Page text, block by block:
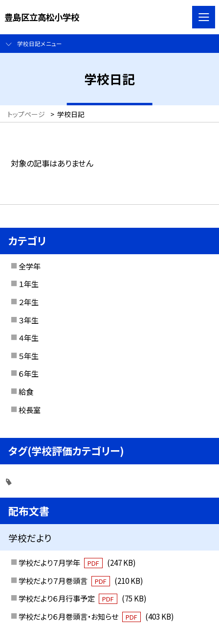
豊島区立高松小学校
学校日記メニュー
学校日記
トップページ > 学校日記
対象の記事はありません
カテゴリ
全学年
１年生
２年生
３年生
４年生
５年生
６年生
給食
校長室
タグ(学校評価カテゴリー)
配布文書
学校だより
学校だより７月学年 PDF
(247 KB)
学校だより７月巻頭言
PDF
(210 KB)
学校だより６月行事予定
PDF
(75 KB)
学校だより６月巻頭言・お知らせ
PDF (403 KB)